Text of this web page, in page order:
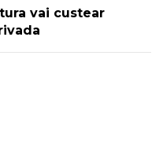
vai custear